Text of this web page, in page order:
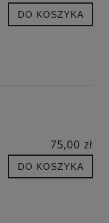
DO KOSZYKA
75,00 zł
DO KOSZYKA